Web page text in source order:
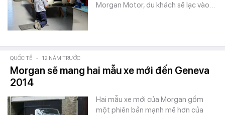
Morgan Motor, du khách sẽ lạc vào…
QUỐC TẾ - 12 NĂM TRƯỚC
Morgan sẽ mang hai mẫu xe mới đến Geneva
2014
Hai mẫu xe mới của Morgan gồm
một phiên bản mạnh mẽ hơn của